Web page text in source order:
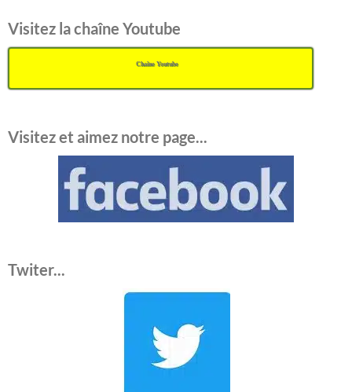
Visitez la chaîne Youtube
Chaîne Youtube
Visitez et aimez notre page...
Twiter...